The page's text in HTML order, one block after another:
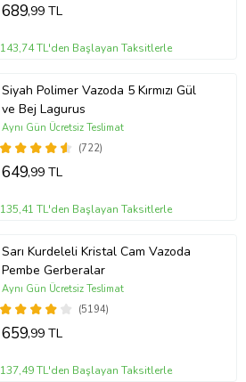
689,99 TL
143,74 TL'den Başlayan Taksitlerle
Siyah Polimer Vazoda 5 Kırmızı Gül
ve Bej Lagurus
(722)
Aynı Gün Ücretsiz Teslimat
649,99 TL
135,41 TL'den Başlayan Taksitlerle
Sarı Kurdeleli Kristal Cam Vazoda
Pembe Gerberalar
(5194)
Aynı Gün Ücretsiz Teslimat
659,99 TL
137,49 TL'den Başlayan Taksitlerle